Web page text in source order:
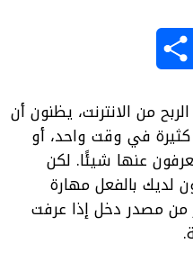
a
r
e
من الانترنت، يظنون أن
كثيرة في وقت واحد، أو
عنها شيئًا. لكن
لديك بالفعل مهارة
من مصدر دخل إذا عرفت